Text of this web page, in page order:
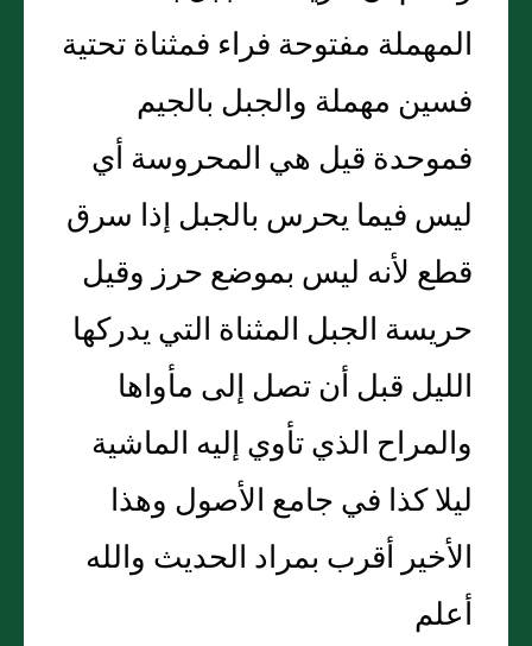
المهملة مفتوحة فراء فمثناة تحتية
فسين مهملة والجبل بالجيم
فموحدة قيل هي المحروسة أي
ليس فيما يحرس بالجبل إذا سرق
قطع لأنه ليس بموضع حرز وقيل
حريسة الجبل المثناة التي يدركها
الليل قبل أن تصل إلى مأواها
والمراح الذي تأوي إليه الماشية
ليلا كذا في جامع الأصول وهذا
الأخير أقرب بمراد الحديث والله
أعلم